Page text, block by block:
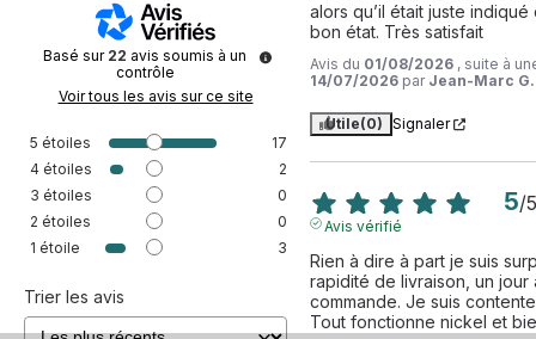
Basé sur 22 avis soumis à un
contrôle
Voir tous les avis sur ce site
5 étoiles
17
4 étoiles
2
3 étoiles
0
2 étoiles
0
1 étoile 3
Trier les avis
alors qu’il était juste indiqué
bon état. Très satisfait
Avis du 01/08/2026 , suite à
14/07/2026 par Jean-Marc G.
Utile(0) Signaler
5/5
Avis vérifié
Rien à dire à part je suis
rapidité de livraison, un jour
commande. Je suis
Tout fonctionne nickel et